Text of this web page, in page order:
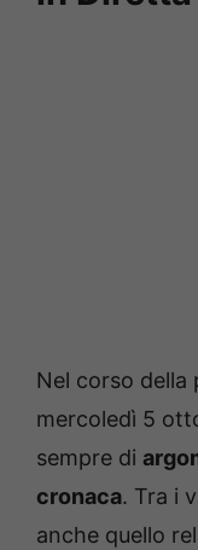
Nel corso della
mercoledì 5
sempre di
cronaca. Tra i
anche quello